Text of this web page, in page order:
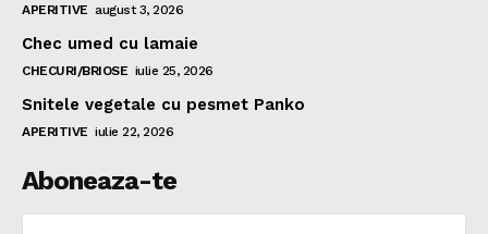
APERITIVE august 3, 2026
Chec umed cu lamaie
CHECURI/BRIOSE iulie 25, 2026
Snitele vegetale cu pesmet Panko
APERITIVE iulie 22, 2026
Aboneaza-te